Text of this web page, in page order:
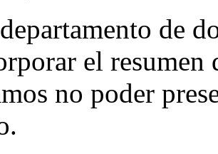
de
el
no poder